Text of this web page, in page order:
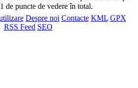
de puncte de vedere în total.
Despre noi Contacte KML GPX
RSS Feed SEO